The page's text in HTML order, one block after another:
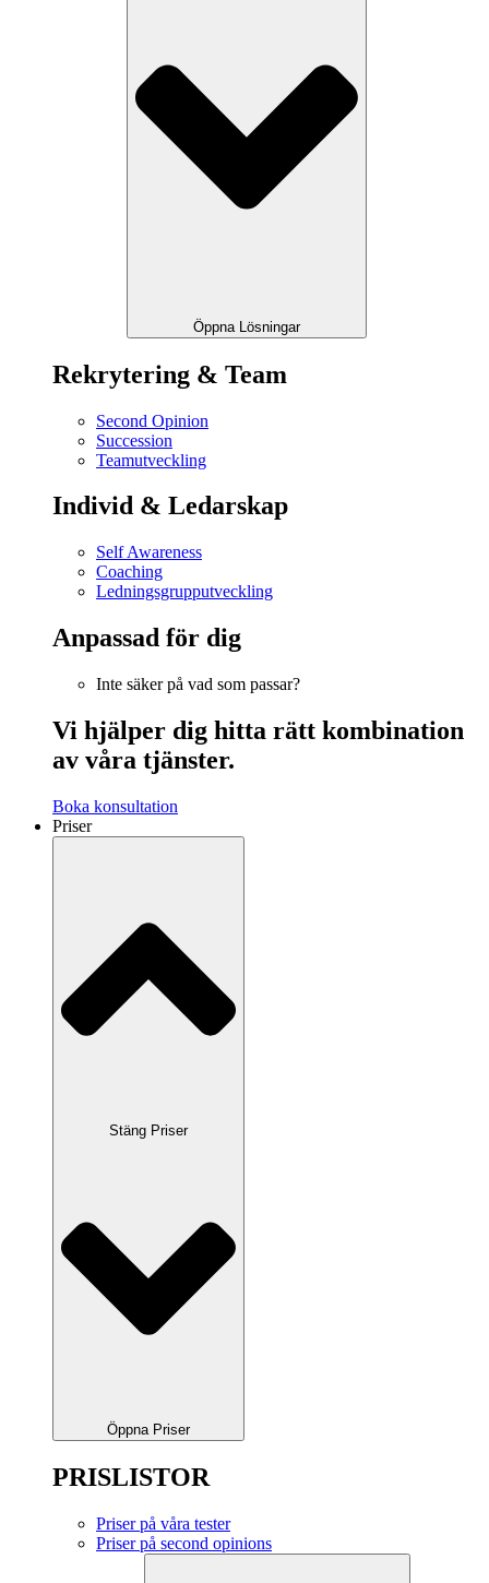
Öppna Lösningar
Rekrytering & Team
Second Opinion
Succession
Teamutveckling
Individ & Ledarskap
Self Awareness
Coaching
Ledningsgrupputveckling
Anpassad för dig
Inte säker på vad som passar?
Vi hjälper dig hitta rätt kombination
av våra tjänster.
Boka konsultation
Priser
Stäng Priser
Öppna Priser
PRISLISTOR
Priser på våra tester
Priser på second opinions